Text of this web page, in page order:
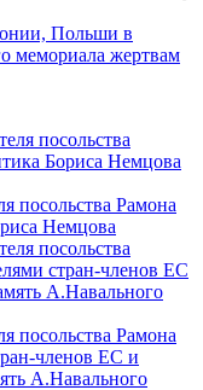
Польши в
мемориала жертвам
посольства Рамона
Немцова
посольства Рамона
членов ЕС и
А.Навального